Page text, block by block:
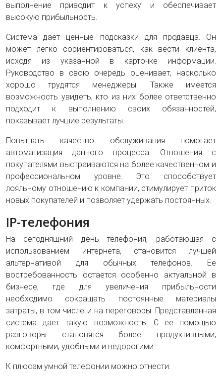
выполнение приводит к успеху и обеспечивает
высокую прибыльность.
Система дает ценные подсказки для продавца. Он
может легко сориентироваться, как вести клиента,
исходя из указанной в карточке информации.
Руководство в свою очередь оценивает, насколько
хорошо трудятся менеджеры. Также имеется
возможность увидеть, кто из них более ответственно
подходит к выполнению своих обязанностей,
показывает лучшие результаты.
Повышать качество обслуживания помогает
автоматизация данного процесса. Отношения с
покупателями выстраиваются на более качественном и
профессиональном уровне. Это способствует
лояльному отношению к компании, стимулирует приток
новых покупателей и позволяет удержать постоянных.
IP-телефония
На сегодняшний день телефония, работающая с
использованием интернета, становится лучшей
альтернативой для обычных телефонов. Ее
востребованность остается особенно актуальной в
бизнесе, где для увеличения прибыльности
необходимо сокращать постоянные материалы
затраты, в том числе и на переговоры. Представленная
система дает такую возможность. С ее помощью
разговоры становятся более продуктивными,
комфортными, удобными и недорогими.
К плюсам умной телефонии можно отнести: